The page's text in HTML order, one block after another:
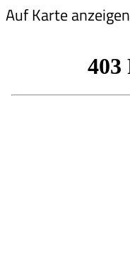
Auf Karte anzeigen